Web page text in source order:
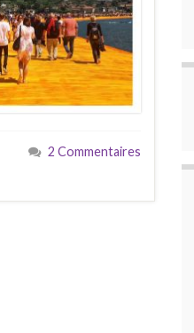
2 Commentaires